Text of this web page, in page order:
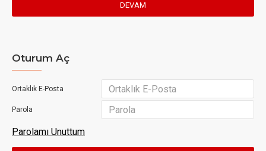
DEVAM
Oturum Aç
Ortaklık E-Posta
Parola
Parolamı Unuttum